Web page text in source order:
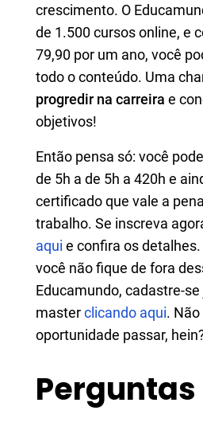
crescimento. O
de 1.500 cursos online, e
79,90 por um ano, você
todo o conteúdo. Uma
progredir na carreira e
objetivos!
Então pensa só: você
de 5h a de 5h a 420h e
certificado que vale a
trabalho. Se inscreva
aqui e confira os
você não fique de fora
Educamundo, cadastre-
masterclicando aqui.
oportunidade passar,
Perguntas